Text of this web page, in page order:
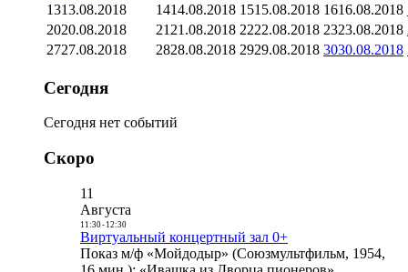
1313.08.2018 1414.08.2018 1515.08.2018 1616.08.2018
2020.08.2018 21 21.08.2018 2222.08.2018 2323.08.2018
2727.08.2018 2828.08.2018 2929.08.2018 3030.08.2018
Сегодня
Сегодня нет событий
Скоро
11
Августа
11:30- 12:30
Виртуальный концертный зал 0+
Показ м/ф «Мойдодыр» (Союзмультфильм, 1954,